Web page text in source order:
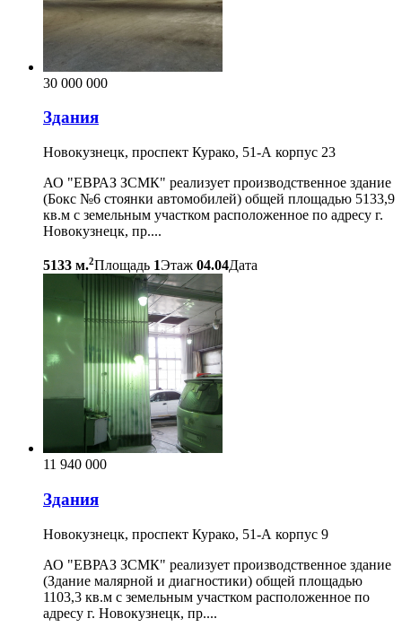
30 000 000
Здания
Новокузнецк, проспект Курако, 51-А корпус 23
АО "ЕВРАЗ ЗСМК" реализует производственное здание
(Бокс №6 стоянки автомобилей) общей площадью 5133,9
кв.м с земельным участком расположенное по адресу г.
Новокузнецк, пр....
5133 м.2Площадь 1Этаж 04.04Дата
11 940 000
Здания
Новокузнецк, проспект Курако, 51-А корпус 9
АО "ЕВРАЗ ЗСМК" реализует производственное здание
(Здание малярной и диагностики) общей площадью
1103,3 кв.м с земельным участком расположенное по
адресу г. Новокузнецк, пр....